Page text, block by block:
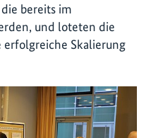
bereits im
und loteten die
Skalierung